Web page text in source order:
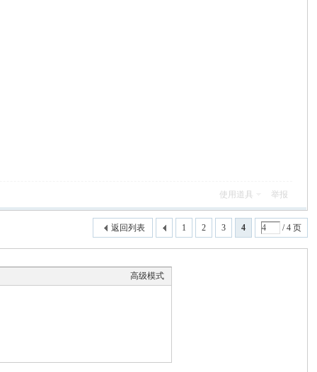
使用道具 举报
1 2 3 4 / 4 页
返回列表
高级模式